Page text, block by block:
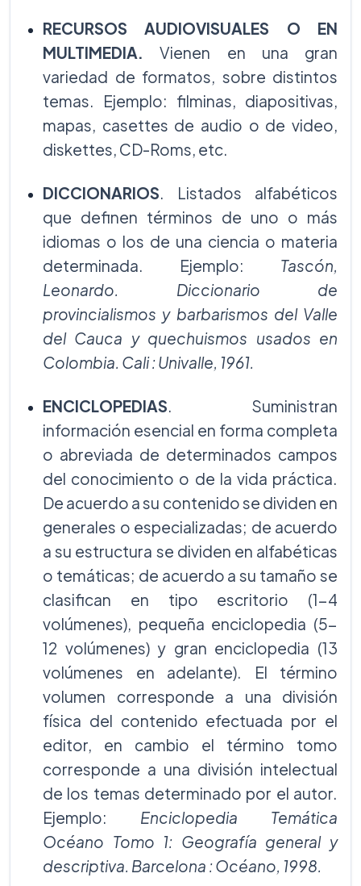
RECURSOS AUDIOVISUALES O EN
MULTIMEDIA. Vienen en una gran
variedad de formatos, sobre distintos
temas. Ejemplo: filminas, diapositivas,
mapas, casettes de audio o de video,
diskettes, CD-Roms, etc.
DICCIONARIOS. Listados alfabéticos
que definen términos de uno o más
idiomas o los de una ciencia o materia
determinada. Ejemplo: Tascón,
Leonardo. Diccionario de
provincialismos y barbarismos del Valle
del Cauca y quechuismos usados en
Colombia. Cali : Univalle, 1961.
ENCICLOPEDIAS. Suministran
información esencial en forma completa
o abreviada de determinados campos
del conocimiento o de la vida práctica.
De acuerdo a su contenido se dividen en
generales o especializadas; de acuerdo
a su estructura se dividen en alfabéticas
o temáticas; de acuerdo a su tamaño se
clasifican en tipo escritorio (1-4
volúmenes), pequeña enciclopedia (5-
12 volúmenes) y gran enciclopedia (13
volúmenes en adelante). El término
volumen corresponde a una división
física del contenido efectuada por el
editor, en cambio el término tomo
corresponde a una división intelectual
de los temas determinado por el autor.
Ejemplo: Enciclopedia Temática
Océano Tomo 1: Geografía general y
descriptiva. Barcelona : Océano, 1998.